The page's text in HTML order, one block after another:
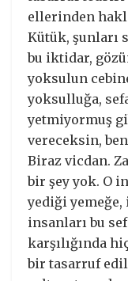
ellerinden
Kütük, şunları
bu iktidar,
yoksulun
yoksulluğa,
yetmiyormuş
vereceksin,
Biraz vicdan.
bir şey yok. O
yediği
insanları bu
karşılığında
bir tasarruf